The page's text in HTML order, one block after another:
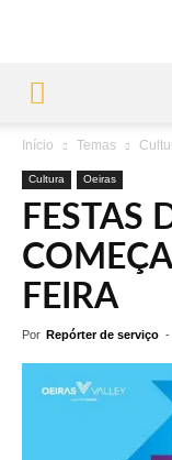
Início Temas
Cultura Oeiras
FESTAS
FEIRA
Por Repórter de serviço -